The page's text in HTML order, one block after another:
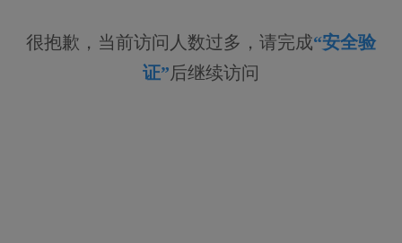
很抱歉，当前访问人数过多，请完成“安全验
证”后继续访问